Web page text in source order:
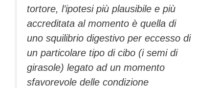
tortore, l’ipotesi più plausibile e più
accreditata al momento è quella di
uno squilibrio digestivo per eccesso di
un particolare tipo di cibo (i semi di
girasole) legato ad un momento
sfavorevole delle condizione